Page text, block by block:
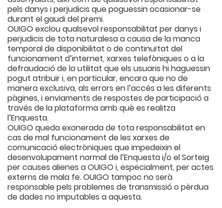
pels danys i perjudicis que poguessin ocasionar-se
durant el gaudi del premi.
OUIGO exclou qualsevol responsabilitat per danys i
perjudicis de tota naturalesa a causa de la manca
temporal de disponibilitat o de continuïtat del
funcionament d’internet, xarxes telefòniques o a la
defraudació de la utilitat que els usuaris hi haguessin
pogut atribuir i, en particular, encara que no de
manera exclusiva, als errors en l’accés a les diferents
pàgines, i enviaments de respostes de participació a
través de la plataforma amb què es realitza
l’Enquesta.
OUIGO queda exonerada de tota responsabilitat en
cas de mal funcionament de les xarxes de
comunicació electròniques que impedeixin el
desenvolupament normal de l’Enquesta i/o el Sorteig
per causes alienes a OUIGO i, especialment, per actes
externs de mala fe. OUIGO tampoc no serà
responsable pels problemes de transmissió o pèrdua
de dades no imputables a aquesta.